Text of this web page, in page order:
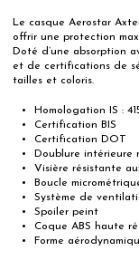
Le casque Aerostar
offrir une protection
Doté d’une absorption
et de certifications de
tailles et coloris.
Homologation IS :
Certification BIS
Certification DOT
Doublure intérieure
Visière résistante
Boucle
Système de
Spoiler peint
Coque ABS haute
Forme